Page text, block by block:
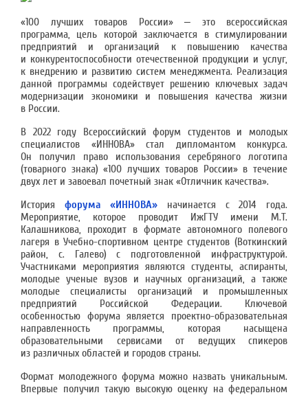
«100 лучших товаров России» ‒ это всероссийская
программа, цель которой заключается в стимулировании
предприятий и организаций к повышению качества
и конкурентоспособности отечественной продукции и услуг,
к внедрению и развитию систем менеджмента. Реализация
данной программы содействует решению ключевых задач
модернизации экономики и повышения качества жизни
в России.
В 2022 году Всероссийский форум студентов и молодых
специалистов «ИННОВА» стал дипломантом конкурса.
Он получил право использования серебряного логотипа
(товарного знака) «100 лучших товаров России» в течение
двух лет и завоевал почетный знак «Отличник качества».
История форума «ИННОВА» начинается с 2014 года.
Мероприятие, которое проводит ИжГТУ имени М.Т.
Калашникова, проходит в формате автономного полевого
лагеря в Учебно-спортивном центре студентов (Воткинский
район, с. Галево) с подготовленной инфраструктурой.
Участниками мероприятия являются студенты, аспиранты,
молодые ученые вузов и научных организаций, а также
молодые специалисты организаций и промышленных
предприятий Российской Федерации. Ключевой
особенностью форума является проектно-образовательная
направленность программы, которая насыщена
образовательными сервисами от ведущих спикеров
из различных областей и городов страны.
Формат молодежного форума можно назвать уникальным.
Впервые получил такую высокую оценку на федеральном